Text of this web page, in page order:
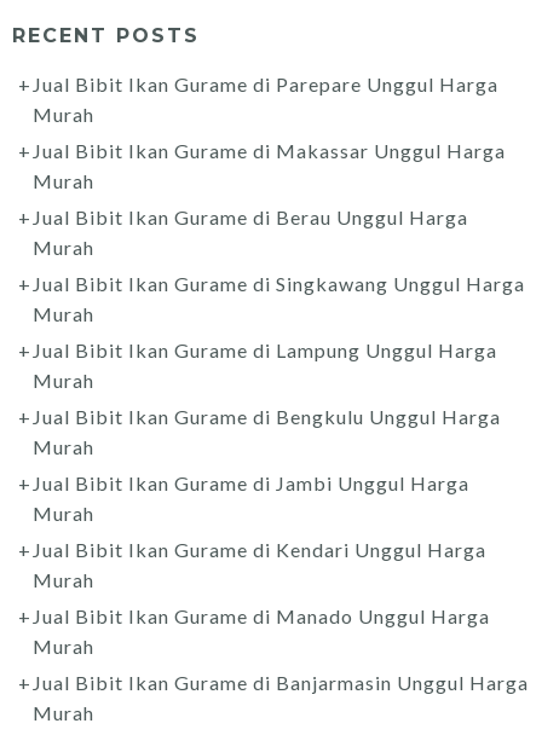
RECENT POSTS
Jual Bibit Ikan Gurame di Parepare Unggul Harga
Murah
Jual Bibit Ikan Gurame di Makassar Unggul Harga
Murah
Jual Bibit Ikan Gurame di Berau Unggul Harga
Murah
Jual Bibit Ikan Gurame di Singkawang Unggul Harga
Murah
Jual Bibit Ikan Gurame di Lampung Unggul Harga
Murah
Jual Bibit Ikan Gurame di Bengkulu Unggul Harga
Murah
Jual Bibit Ikan Gurame di Jambi Unggul Harga
Murah
Jual Bibit Ikan Gurame di Kendari Unggul Harga
Murah
Jual Bibit Ikan Gurame di Manado Unggul Harga
Murah
Jual Bibit Ikan Gurame di Banjarmasin Unggul Harga
Murah